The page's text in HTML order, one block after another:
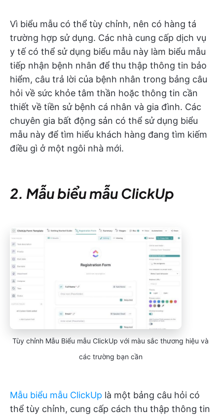
Vì biểu mẫu có thể tùy chỉnh, nên có hàng tá
trường hợp sử dụng. Các nhà cung cấp dịch vụ
y tế có thể sử dụng biểu mẫu này làm biểu mẫu
tiếp nhận bệnh nhân để thu thập thông tin bảo
hiểm, câu trả lời của bệnh nhân trong bảng câu
hỏi về sức khỏe tâm thần hoặc thông tin cần
thiết về tiền sử bệnh cá nhân và gia đình. Các
chuyên gia bất động sản có thể sử dụng biểu
mẫu này để tìm hiểu khách hàng đang tìm kiếm
điều gì ở một ngôi nhà mới.
2. Mẫu biểu mẫu ClickUp
Tùy chỉnh Mẫu Biểu mẫu ClickUp với màu sắc thương hiệu và
các trường bạn cần
Mẫu biểu mẫu ClickUp là một bảng câu hỏi có
thể tùy chỉnh, cung cấp cách thu thập thông tin